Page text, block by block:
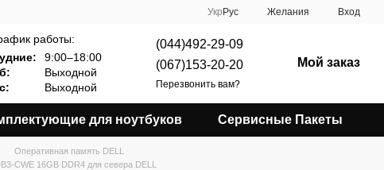
Укр Рус Желания Вход
работы:
9:00–18:00
Выходной
Выходной
(044)492-29-09
(067)153-20-20
Перезвонить вам?
Мой заказ
для ноутбуков Сервисные Пакеты
Оперативная память DELL
CWE 16GB DDR4 для севера DELL